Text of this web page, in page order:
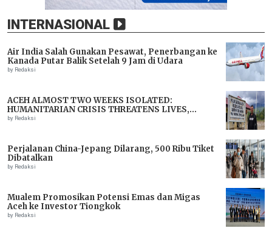
INTERNASIONAL
Air India Salah Gunakan Pesawat, Penerbangan ke
Kanada Putar Balik Setelah 9 Jam di Udara
by Redaksi
ACEH ALMOST TWO WEEKS ISOLATED:
HUMANITARIAN CRISIS THREATENS LIVES,
IMMEDIATE ASSISTANCE URGENTLY NEEDED
by Redaksi
Perjalanan China-Jepang Dilarang, 500 Ribu Tiket
Dibatalkan
by Redaksi
Mualem Promosikan Potensi Emas dan Migas
Aceh ke Investor Tiongkok
by Redaksi